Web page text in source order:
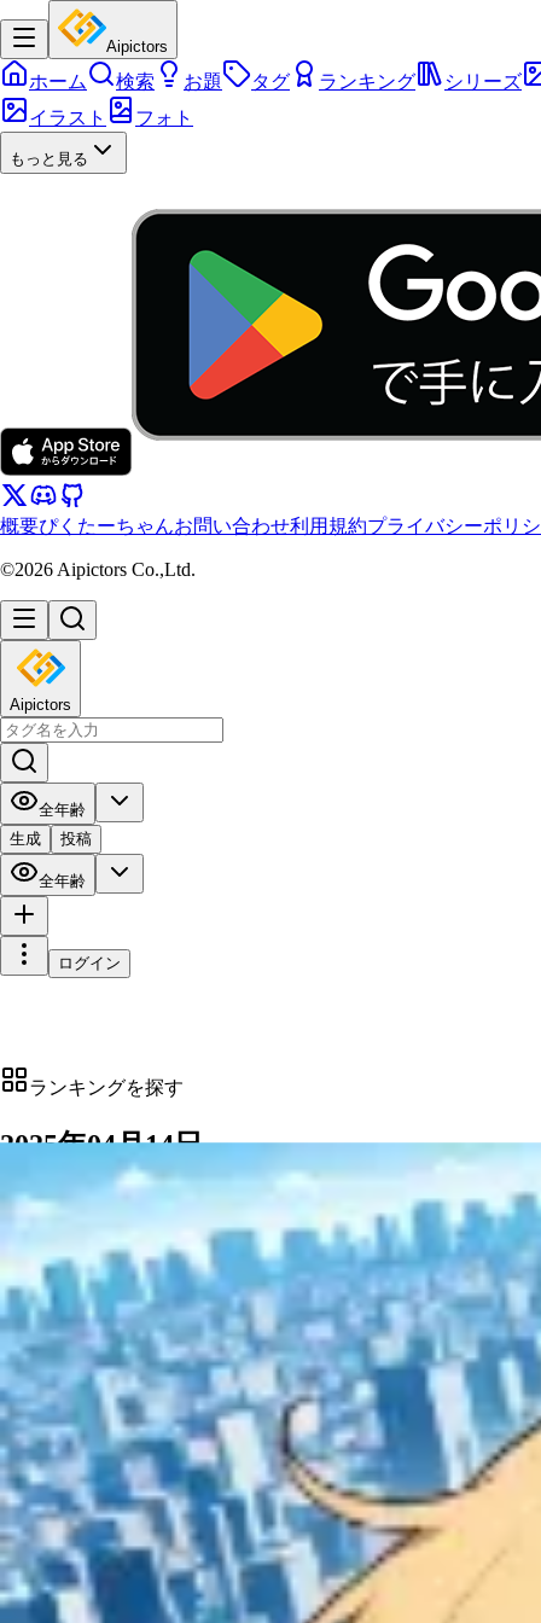
Aipictors
ホーム 検索 お題 タグ ランキング
シリーズ
イラスト
フォト
もっと見る
概要ぴくたーちゃんお問い合わせ利用規約プライバシーポリ
©2026 Aipictors Co.,Ltd.
Aipictors
全年齢
生成
投稿
全年齢
ログイン
ランキングを探す
2025年04月14日
通常 / AI / 推し、作品 / ユーザー、日間 / 週間 / 月間をコンパ
日間
通常ランキング 推し・貢献度 AIランキング
作品ランキング ユーザランキング
月間 日間
前へ 次へ
R18 最新
日付候補
最近の候補一覧は必要なときだけ展開できます。